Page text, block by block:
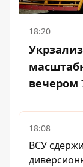
18:20
вечером
18:08
ВСУ